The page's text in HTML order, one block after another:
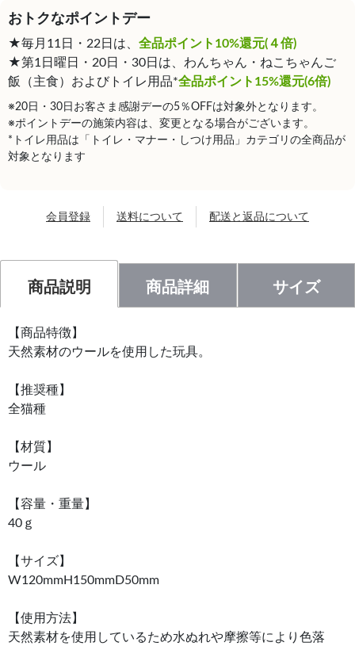
おトクなポイントデー
★毎月11日・22日は、 全品ポイント10%還元(４倍)
★第1日曜日・20日・30日は、わんちゃん・ねこちゃんご
飯（主食）およびトイレ用品*全品ポイント15%還元(6倍)
※20日・30日お客さま感謝デーの5％OFFは対象外となります。
※ポイントデーの施策内容は、変更となる場合がございます。
*トイレ用品は「トイレ・マナー・しつけ用品」カテゴリの全商品が
対象となります
会員登録 送料について 配送と返品について
商品説明 商品詳細 サイズ
【商品特徴】
天然素材のウールを使用した玩具。
【推奨種】
全猫種
【材質】
ウール
【容量・重量】
40ｇ
【サイズ】
W120mmH150mmD50mm
【使用方法】
天然素材を使用しているため水ぬれや摩擦等により色落